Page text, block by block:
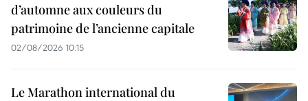
d’automne aux couleurs du
patrimoine de l’ancienne capitale
02/08/2026 10:15
Le Marathon international du